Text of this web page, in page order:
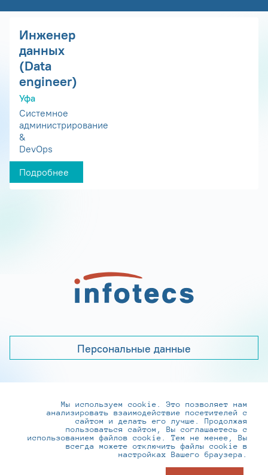
Инженер
данных
(Data
engineer)
Уфа
Системное
администрирование
&
DevOps
Подробнее
Персональные данные
+7 (495) 737-6192, 8-800-250-0-260
practice@infotecs.ru,hr@infotecs.ru
127273, г. Москва, Отрадная ул., 2Б строение 1
Мы используем cookie. Это позволяет нам
анализировать взаимодействие посетителей с
сайтом и делать его лучше. Продолжая
пользоваться сайтом, Вы соглашаетесь с
использованием файлов cookie. Тем не менее, Вы
всегда можете отключить файлы cookie в
настройках Вашего браузера.